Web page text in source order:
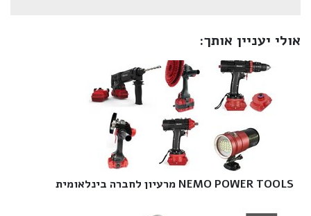
אולי יעניין אותך:
NEMO POWER TOOLS מרעיון לחברה בינלאומית‎